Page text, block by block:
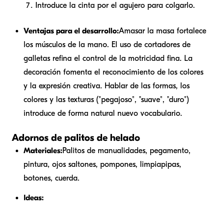
Introduce la cinta por el agujero para colgarlo.
Ventajas para el desarrollo:Amasar la masa fortalece
los músculos de la mano. El uso de cortadores de
galletas refina el control de la motricidad fina. La
decoración fomenta el reconocimiento de los colores
y la expresión creativa. Hablar de las formas, los
colores y las texturas ("pegajoso", "suave", "duro")
introduce de forma natural nuevo vocabulario.
Adornos de palitos de helado
Materiales:Palitos de manualidades, pegamento,
pintura, ojos saltones, pompones, limpiapipas,
botones, cuerda.
Ideas: